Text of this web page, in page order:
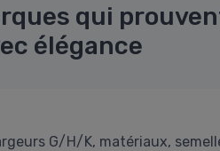
qui
élégance
G/H/K, matériaux,